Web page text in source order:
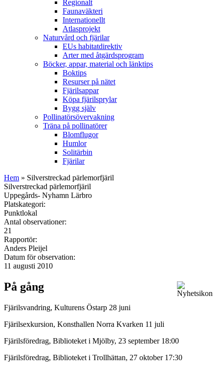
Regionalt
Faunaväkteri
Internationellt
Atlasprojekt
Naturvård och fjärilar
EUs habitatdirektiv
Arter med åtgärdsprogram
Böcker, appar, material och länktips
Boktips
Resurser på nätet
Fjärilsappar
Köpa fjärilsprylar
Bygg själv
Pollinatörsövervakning
Träna på pollinatörer
Blomflugor
Humlor
Solitärbin
Fjärilar
Hem » Silverstreckad pärlemorfjäril
Silverstreckad pärlemorfjäril
Uppegårds- Nyhamn Lärbro
Platskategori:
Punktlokal
Antal observationer:
21
Rapportör:
Anders Pleijel
Datum för observation:
11 augusti 2010
På gång
Fjärilsvandring, Kulturens Östarp 28 juni
Fjärilsexkursion, Konsthallen Norra Kvarken 11 juli
Fjärilsföredrag, Biblioteket i Mjölby, 23 september 18:00
Fjärilsföredrag, Biblioteket i Trollhättan, 27 oktober 17:30